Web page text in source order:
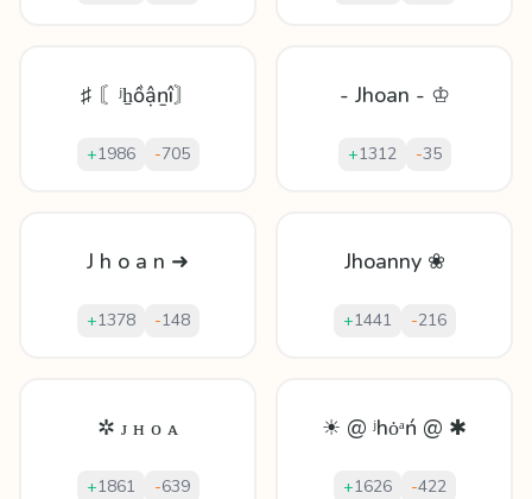
♯ 〘ʲẖồậṉî〙
+1986 -705
- Jhoan - ♔
+1312 -35
J h o a n ➜
+1378 -148
Jhoanny ❀
+1441 -216
✲ ᴊ ʜ ᴏ ᴀ
+1861 -639
☀ @ ʲhȯᵃń @ ✱
+1626 -422